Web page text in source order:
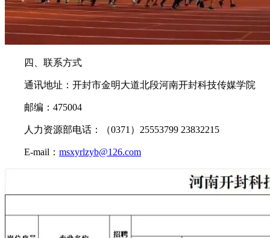
四、联系方式
通讯地址：开封市金明大道北段河南开封科技传媒学院
邮编：475004
人力资源部电话：（0371）25553799 23832215
E-mail： msxyrlzyb@126.com